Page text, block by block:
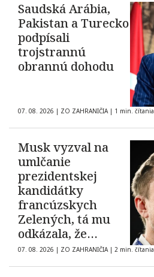
Saudská Arábia,
Pakistan a Turecko
podpísali
trojstrannú
obrannú dohodu
07. 08. 2026 | ZO ZAHRANIČIA | 1 min. čítania
Musk vyzval na
umlčanie
prezidentskej
kandidátky
francúzskych
Zelených, tá mu
odkázala, že
demokracia nie je
na predaj
07. 08. 2026 | ZO ZAHRANIČIA | 2 min. čítania